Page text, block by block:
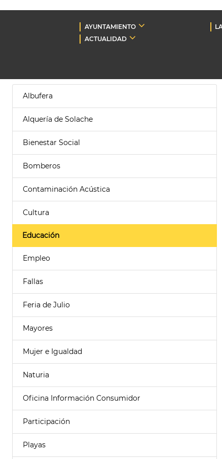
AYUNTAMIENTO
ACTUALIDAD
Albufera
Alquería de Solache
Bienestar Social
Bomberos
Contaminación Acústica
Cultura
Educación
Empleo
Fallas
Feria de Julio
Mayores
Mujer e Igualdad
Naturia
Oficina Información Consumidor
Participación
Playas